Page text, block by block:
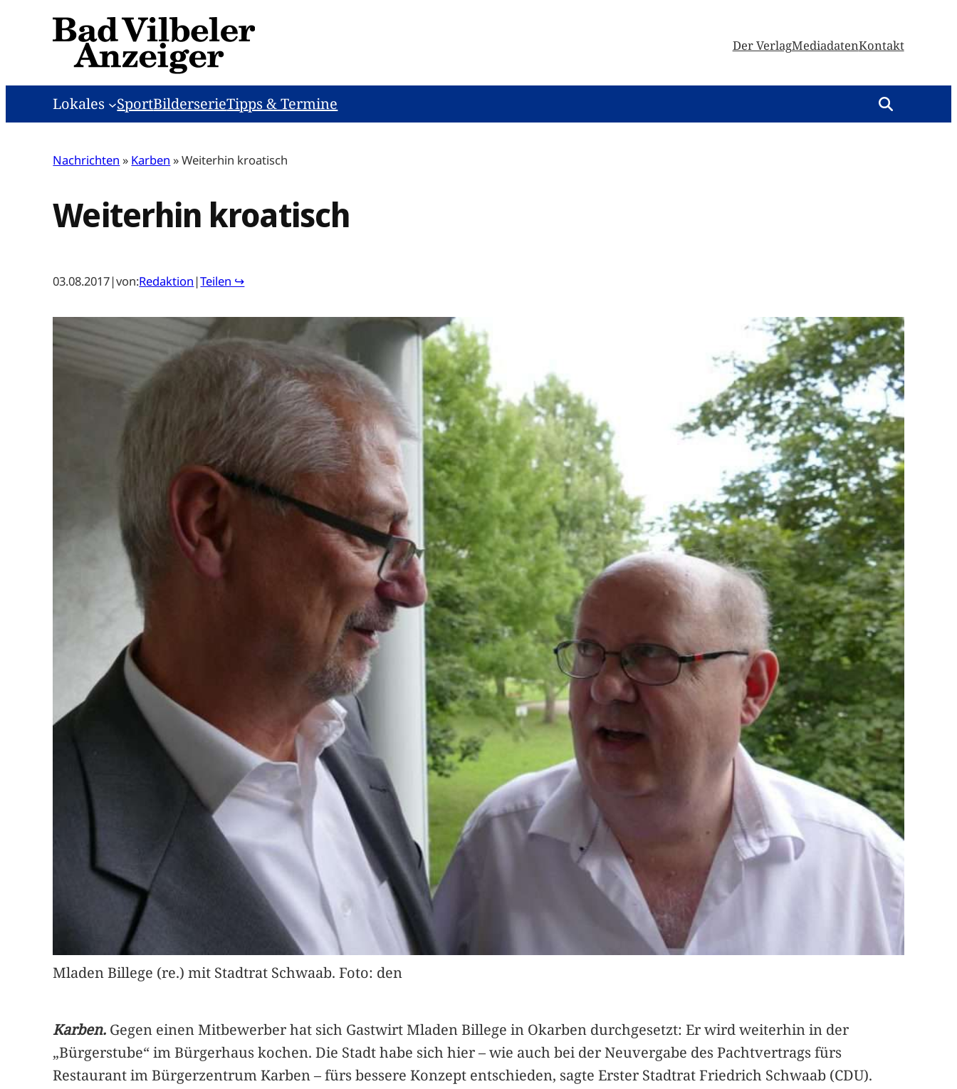
Der VerlagMediadatenKontakt
Lokales SportBilderserieTipps & Termine
Nachrichten » Karben »Weiterhin kroatisch
Weiterhin kroatisch
03.08.2017|von:Redaktion |Teilen ↪
Mladen Billege (re.) mit Stadtrat Schwaab. Foto: den
Karben. Gegen einen Mitbewerber hat sich Gastwirt Mladen Billege in Okarben durchgesetzt: Er wird weiterhin in der
„Bürgerstube“ im Bürgerhaus kochen. Die Stadt habe sich hier – wie auch bei der Neuvergabe des Pachtvertrags fürs
Restaurant im Bürgerzentrum Karben – fürs bessere Konzept entschieden, sagte Erster Stadtrat Friedrich Schwaab (CDU).